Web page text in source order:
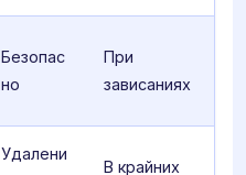
Безопас
но
При
зависаниях
Удалени
В крайних